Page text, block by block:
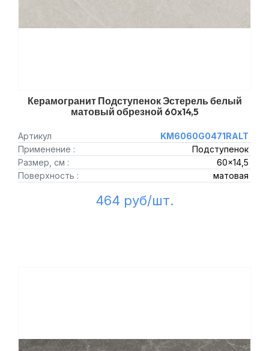
Керамогранит Подступенок Эстерель белый
матовый обрезной 60x14,5
Артикул
KM6060G0471RALT
Применение :
Подступенок
Размер, см :
60x14,5
Поверхность :
матовая
464 руб/шт.